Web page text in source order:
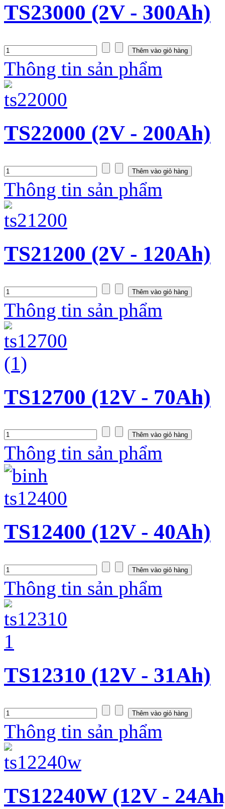
TS23000 (2V - 300Ah)
Thông tin sản phẩm
TS22000 (2V - 200Ah)
Thông tin sản phẩm
TS21200 (2V - 120Ah)
Thông tin sản phẩm
TS12700 (12V - 70Ah)
Thông tin sản phẩm
TS12400 (12V - 40Ah)
Thông tin sản phẩm
TS12310 (12V - 31Ah)
Thông tin sản phẩm
TS12240W (12V -